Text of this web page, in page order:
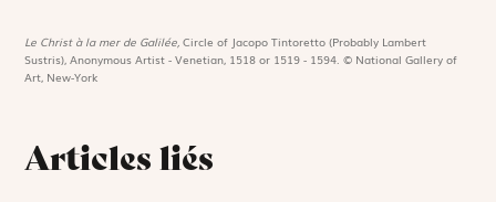
Le Christ à la mer de Galilée,Circle of Jacopo Tintoretto (Probably Lambert
Sustris), Anonymous Artist - Venetian, 1518 or 1519 - 1594. © National Gallery of
Art, New-York
Articles liés